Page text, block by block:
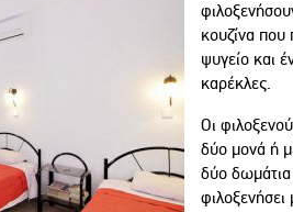
κουζίνα που
ψυγείο και
καρέκλες.
Οι
δύο μονά ή
δύο
φιλοξενήσει